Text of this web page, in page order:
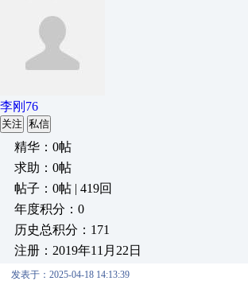
李刚76
关注 私信
精华：0帖
求助：0帖
帖子：0帖 | 419回
年度积分：0
历史总积分：171
注册：2019年11月22日
发表于：2025-04-18 14:13:39